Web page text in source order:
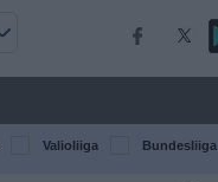
Valioliiga Bundesliiga